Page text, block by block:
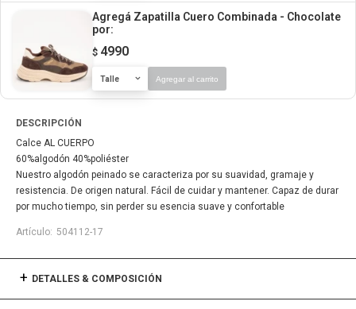
Agregá Zapatilla Cuero Combinada - Chocolate
por:
$ 4990
Talle Agregar al carrito
DESCRIPCIÓN
Calce AL CUERPO
60%algodón 40%poliéster
Nuestro algodón peinado se caracteriza por su suavidad, gramaje y
resistencia. De origen natural. Fácil de cuidar y mantener. Capaz de durar
por mucho tiempo, sin perder su esencia suave y confortable
504112-17
DETALLES & COMPOSICIÓN